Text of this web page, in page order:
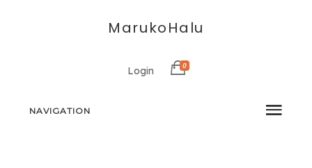
MarukoHalu
Login 0
NAVIGATION